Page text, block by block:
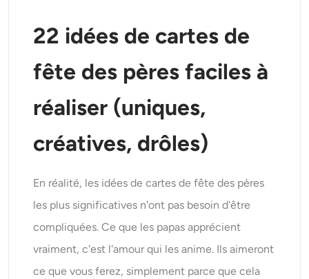
Effets vidéo
Amplificateur vidéo
Suppression de filigrane vidéo
22 idées de cartes de
fête des pères faciles à
réaliser (uniques,
créatives, drôles)
En réalité, les idées de cartes de fête des pères
les plus significatives n'ont pas besoin d'être
compliquées. Ce que les papas apprécient
vraiment, c'est l'amour qui les anime. Ils aimeront
ce que vous ferez, simplement parce que cela